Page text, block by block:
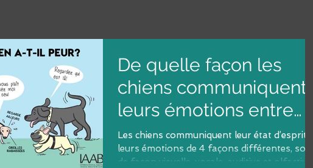
De quelle façon les
chiens communiquent
leurs émotions entre
eux et avec les
humains ?
Les chiens communiquent leur état d’esprit et
leurs émotions de 4 façons différentes, soit
de façon visuelle, vocale, auditive et olfactive.